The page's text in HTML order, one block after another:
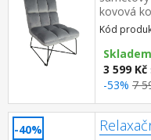
kovová
výška
Kód
3 599 Kč
-53% 7
-40%